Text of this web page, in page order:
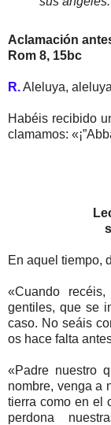
Aclamación
Rom 8, 15bc
R.Aleluya,
Habéis recibido
clamamos:
En aquel tiempo,
«Cuando
gentiles, que se
caso. No seáis
os hace falta
«Padre nuestro
nombre, venga a
tierra como en el
perdona